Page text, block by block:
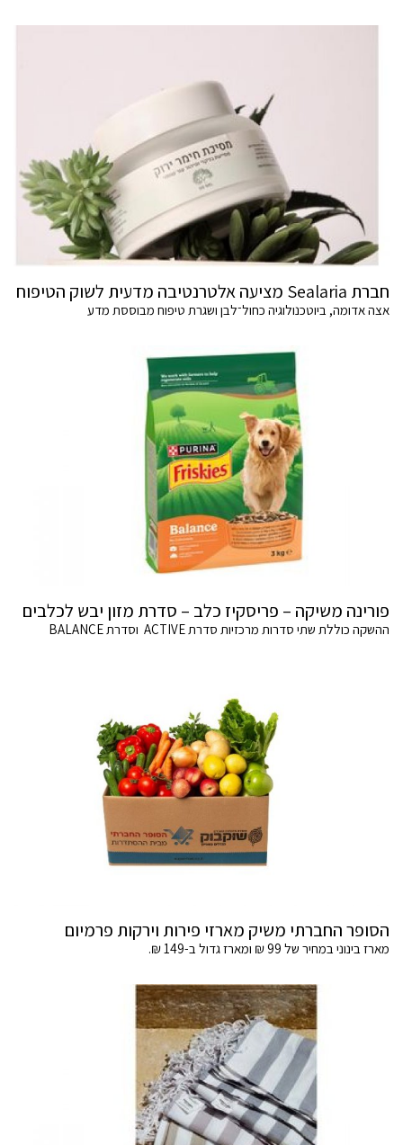
חברת Sealaria מציעה אלטרנטיבה מדעית לשוק הטיפוח
אצה אדומה, ביוטכנולוגיה כחול־לבן ושגרת טיפוח מבוססת מדע
פורינה משיקה – פריסקיז כלב – סדרת מזון יבש לכלבים
ההשקה כוללת שתי סדרות מרכזיות סדרת ACTIVE וסדרת BALANCE
הסופר החברתי משיק מארזי פירות וירקות פרמיום
מארז בינוני במחיר של 99 ₪ ומארז גדול ב-149 ₪.